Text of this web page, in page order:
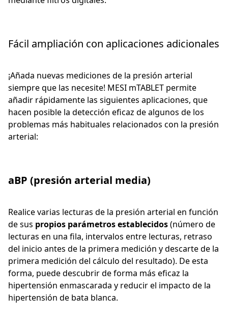
Fácil ampliación con aplicaciones adicionales
¡Añada nuevas mediciones de la presión arterial
siempre que las necesite! MESI mTABLET permite
añadir rápidamente las siguientes aplicaciones, que
hacen posible la detección eficaz de algunos de los
problemas más habituales relacionados con la presión
arterial:
aBP (presión arterial media)
Realice varias lecturas de la presión arterial en función
de sus propios parámetros establecidos(número de
lecturas en una fila, intervalos entre lecturas, retraso
del inicio antes de la primera medición y descarte de la
primera medición del cálculo del resultado). De esta
forma, puede descubrir de forma más eficaz la
hipertensión enmascarada y reducir el impacto de la
hipertensión de bata blanca.